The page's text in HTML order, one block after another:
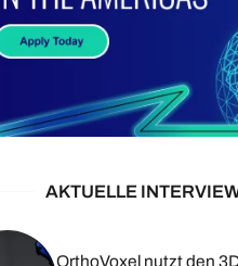
AKTUELLE
OrthoVoxel nutzt den